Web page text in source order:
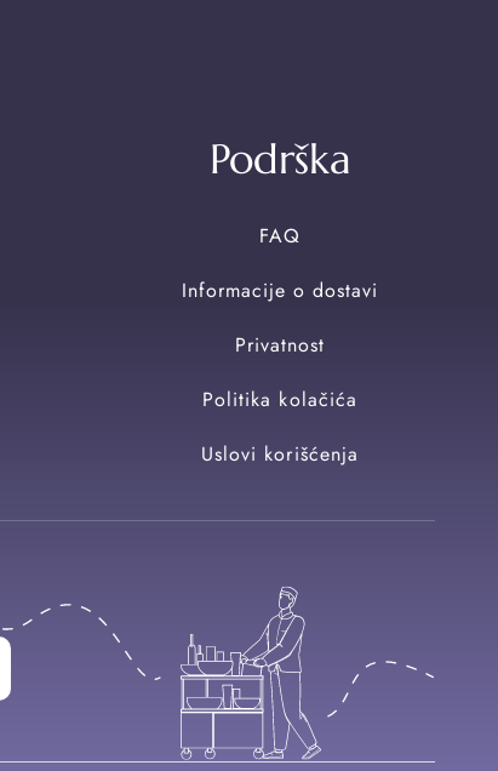
Podrška
FAQ
Informacije o dostavi
Privatnost
Politika kolačića
Uslovi korišćenja